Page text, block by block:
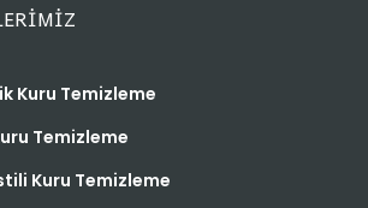
Kuru Temizleme
Temizleme
Kuru Temizleme